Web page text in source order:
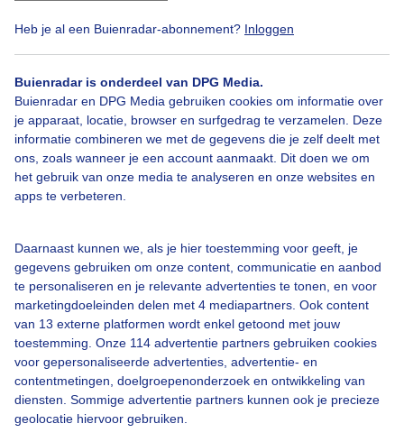
Heb je al een Buienradar-abonnement? Inloggen
Buienradar is onderdeel van DPG Media.
Buienradar en DPG Media gebruiken cookies om informatie over
je apparaat, locatie, browser en surfgedrag te verzamelen. Deze
informatie combineren we met de gegevens die je zelf deelt met
ons, zoals wanneer je een account aanmaakt. Dit doen we om
het gebruik van onze media te analyseren en onze websites en
apps te verbeteren.
Daarnaast kunnen we, als je hier toestemming voor geeft, je
gegevens gebruiken om onze content, communicatie en aanbod
te personaliseren en je relevante advertenties te tonen, en voor
marketingdoeleinden delen met 4 mediapartners. Ook content
van 13 externe platformen wordt enkel getoond met jouw
toestemming. Onze 114 advertentie partners gebruiken cookies
voor gepersonaliseerde advertenties, advertentie- en
contentmetingen, doelgroepenonderzoek en ontwikkeling van
diensten. Sommige advertentie partners kunnen ook je precieze
geolocatie hiervoor gebruiken.
#blauwelucht Wolken
Een moment geduld aub...